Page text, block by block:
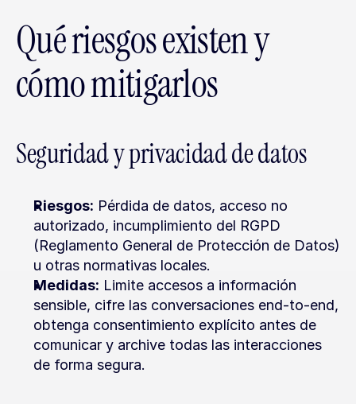
Qué riesgos existen y
cómo mitigarlos
Seguridad y privacidad de datos
Riesgos: Pérdida de datos, acceso no
autorizado, incumplimiento del RGPD
(Reglamento General de Protección de Datos)
u otras normativas locales.
Medidas: Limite accesos a información
sensible, cifre las conversaciones end-to-end,
obtenga consentimiento explícito antes de
comunicar y archive todas las interacciones
de forma segura.